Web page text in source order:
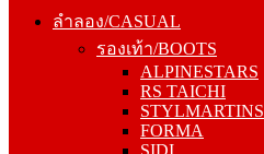
ลำลอง/CASUAL
รองเท้า/BOOTS
ALPINESTARS
RS TAICHI
STYLMARTINS
FORMA
SIDI
ALPINESTARS
RS TAICHI
STYLMARTINS
FORMA
SIDI
GAERNE